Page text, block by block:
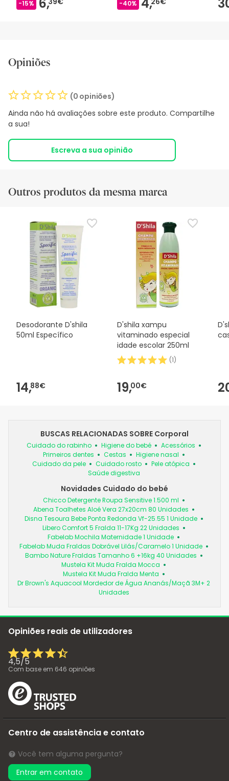
-15% -40%
Opiniões
(0 opiniões)
Ainda não há avaliações sobre este produto. Compartilhe
a sua!
Escreva a sua opinião
Outros produtos da mesma marca
Desodorante D'shila
50ml Específico
14,88€
D'shila xampu
vitaminado especial
idade escolar 250ml
(1)
19,00€
BUSCAS RELACIONADAS SOBRE Corporal
Cuidado do rabinho Higiene do bebé
Acessórios
Primeiros dentes
Cestas
Higiene nasal
Cuidado da pele
Cuidado rosto
Pele atópica
Saúde digestiva
Novidades Cuidado do bebé
Chicco Detergente Roupa Sensitive 1.500 ml
Abena Toalhetes Aloé Vera 27x20cm 80 Unidades
Disna Tesoura Bebe Ponta Redonda Vf-25.55 1 Unidade
Libero Comfort 5 Fralda 11-17Kg 22 Unidades
Fabelab Mochila Maternidade 1 Unidade
Fabelab Muda Fraldas Dobrável Lilás/Caramelo 1 Unidade
Bambo Nature Fraldas Tamanho 6 +16kg 40 Unidades
Mustela Kit Muda Fralda Mocca
Mustela Kit Muda Fralda Menta
Dr Brown's Aquacool Mordedor de Água Ananás/Maçã 3M+ 2
Unidades
Opiniões reais de utilizadores
4,5/5
Com base em 646 opiniões
Centro de assistência e contato
Você tem alguma pergunta?
Entrar em contato